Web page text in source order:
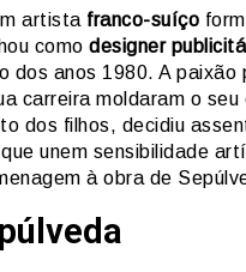
artista franco-suíço
como designer
dos anos 1980. A paixão
carreira moldaram o seu
dos filhos, decidiu
unem sensibilidade
à obra de